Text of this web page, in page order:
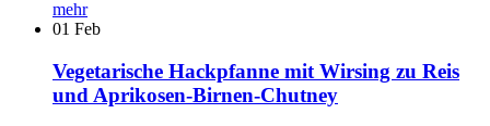
mehr
01 Feb
Vegetarische Hackpfanne mit Wirsing zu Reis
und Aprikosen-Birnen-Chutney